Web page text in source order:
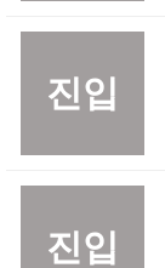
진입
진입